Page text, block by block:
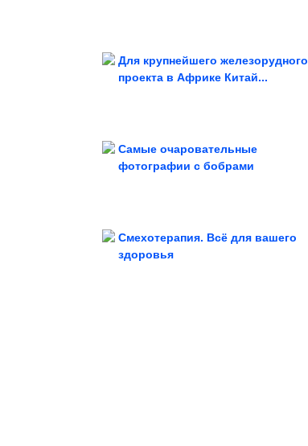
Для крупнейшего железорудного
проекта в Африке Китай...
Самые очаровательные
фотографии с бобрами
Смехотерапия. Всё для вашего
здоровья